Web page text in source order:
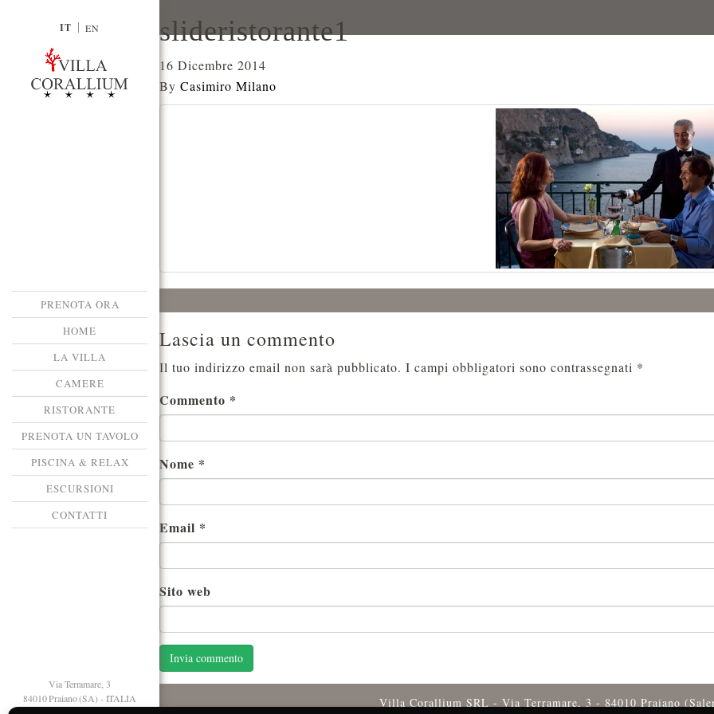
IT EN
PRENOTA ORA
HOME
LA VILLA
CAMERE
RISTORANTE
PRENOTA UN TAVOLO
PISCINA & RELAX
ESCURSIONI
CONTATTI
Via Terramare, 3
84010 Praiano (SA) - ITALIA
slideristorante1
16 Dicembre 2014
By Casimiro Milano
Lascia un commento
Il tuo indirizzo email non sarà pubblicato. I campi obbligatori sono contrassegnati *
Commento *
Nome *
Email *
Sito web
Villa Corallium SRL - Via Terramare, 3 - 84010 Praiano